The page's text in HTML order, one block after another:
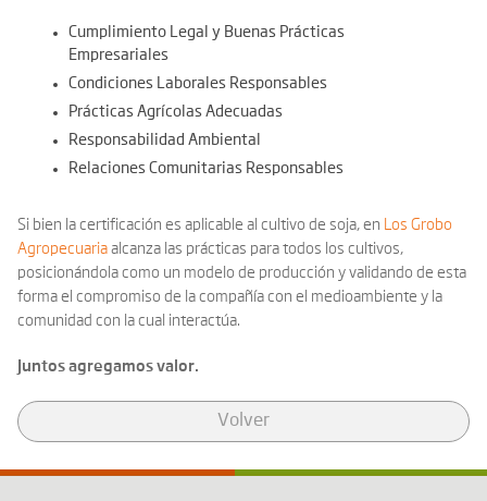
Cumplimiento Legal y Buenas Prácticas
Empresariales
Condiciones Laborales Responsables
Prácticas Agrícolas Adecuadas
Responsabilidad Ambiental
Relaciones Comunitarias Responsables
Si bien la certificación es aplicable al cultivo de soja, en Los Grobo
Agropecuaria alcanza las prácticas para todos los cultivos,
posicionándola como un modelo de producción y validando de esta
forma el compromiso de la compañía con el medioambiente y la
comunidad con la cual interactúa.
Juntos agregamos valor.
Volver